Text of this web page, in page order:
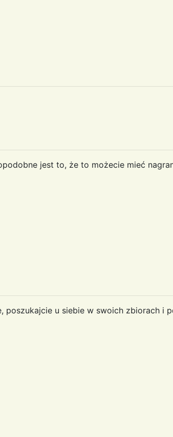
jest to, że to możecie mieć
poszukajcie u siebie w swoich zbiorach i